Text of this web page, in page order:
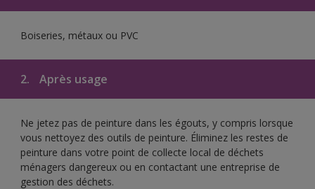
Boiseries, métaux ou PVC
2. Après usage
Ne jetez pas de peinture dans les égouts, y compris lorsque
vous nettoyez des outils de peinture. Éliminez les restes de
peinture dans votre point de collecte local de déchets
ménagers dangereux ou en contactant une entreprise de
gestion des déchets.